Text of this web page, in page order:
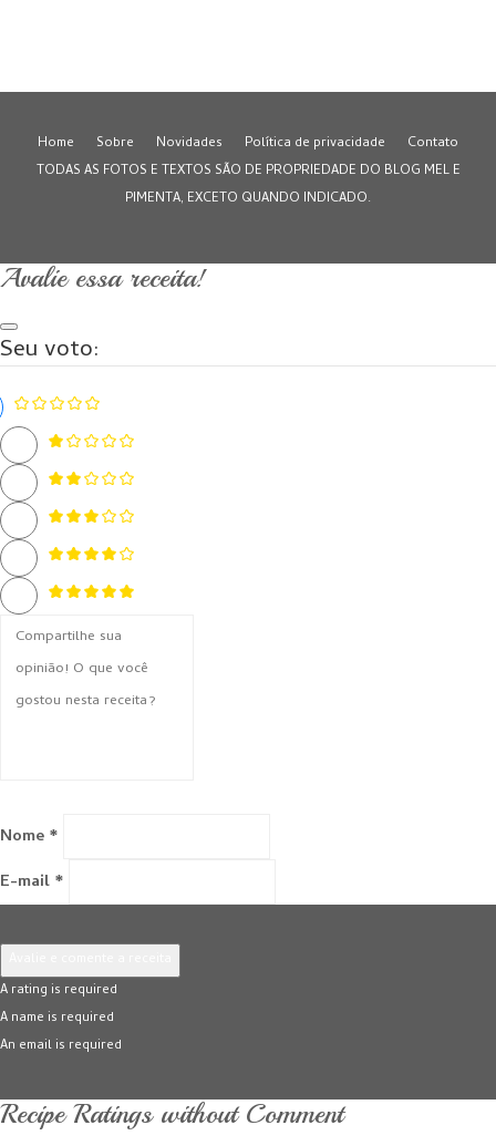
Home Sobre Novidades Política de privacidade
Contato
TODAS AS FOTOS E TEXTOS SÃO DE PROPRIEDADE DO BLOG MEL E
PIMENTA, EXCETO QUANDO INDICADO.
Avalie essa receita!
Seu voto:
Nome *
E-mail *
A rating is required
A name is required
An email is required
Recipe Ratings without Comment